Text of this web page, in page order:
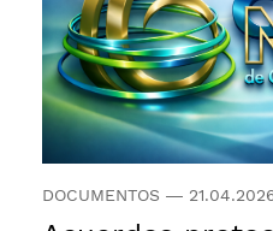
DOCUMENTOS —